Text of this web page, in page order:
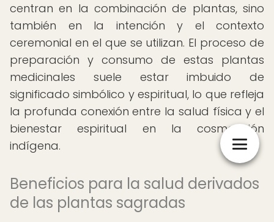
centran en la combinación de plantas, sino
también en la intención y el contexto
ceremonial en el que se utilizan. El proceso de
preparación y consumo de estas plantas
medicinales suele estar imbuido de
significado simbólico y espiritual, lo que refleja
la profunda conexión entre la salud física y el
bienestar espiritual en la cosmovisión
indígena.
Beneficios para la salud derivados
de las plantas sagradas